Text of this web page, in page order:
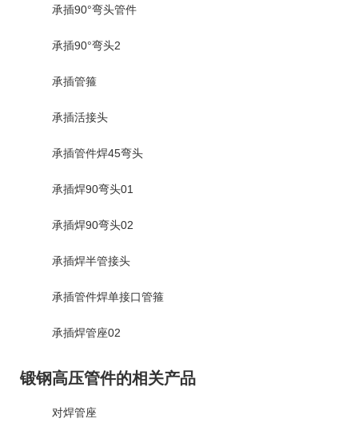
承插90°弯头管件
承插90°弯头2
承插管箍
承插活接头
承插管件焊45弯头
承插焊90弯头01
承插焊90弯头02
承插焊半管接头
承插管件焊单接口管箍
承插焊管座02
锻钢高压管件的相关产品
对焊管座